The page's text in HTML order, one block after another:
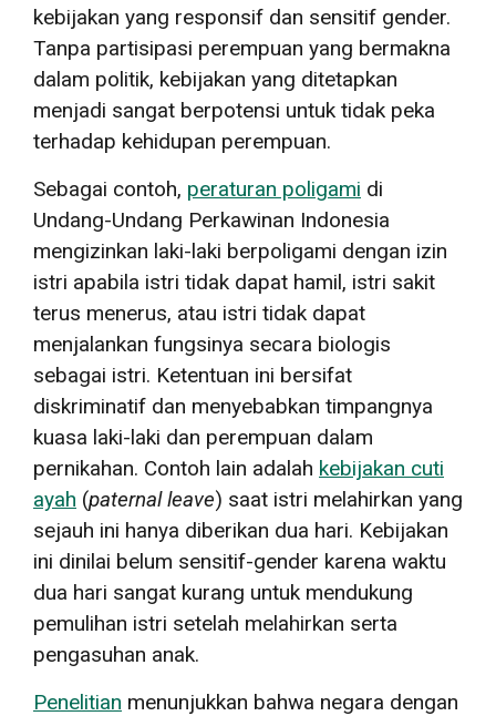
kebijakan yang responsif dan sensitif gender.
Tanpa partisipasi perempuan yang bermakna
dalam politik, kebijakan yang ditetapkan
menjadi sangat berpotensi untuk tidak peka
terhadap kehidupan perempuan.
Sebagai contoh, peraturan poligami di
Undang-Undang Perkawinan Indonesia
mengizinkan laki-laki berpoligami dengan izin
istri apabila istri tidak dapat hamil, istri sakit
terus menerus, atau istri tidak dapat
menjalankan fungsinya secara biologis
sebagai istri. Ketentuan ini bersifat
diskriminatif dan menyebabkan timpangnya
kuasa laki-laki dan perempuan dalam
pernikahan. Contoh lain adalah kebijakan cuti
ayah (paternal leave) saat istri melahirkan yang
sejauh ini hanya diberikan dua hari. Kebijakan
ini dinilai belum sensitif-gender karena waktu
dua hari sangat kurang untuk mendukung
pemulihan istri setelah melahirkan serta
pengasuhan anak.
Penelitian menunjukkan bahwa negara dengan